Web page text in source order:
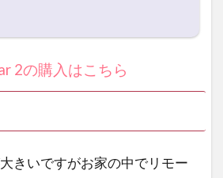
2の購入はこちら
きいですがお家の中でリモー